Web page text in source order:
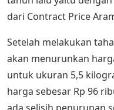
dari Contract Price
Setelah melakukan
akan menurunkan
untuk ukuran 5,5
harga sebesar Rp 96
ada selisih penurunan